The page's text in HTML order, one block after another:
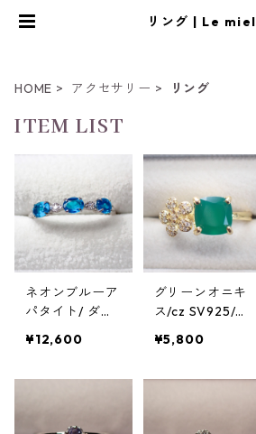
リング | Le miel
HOME アクセサリー リング
ITEM LIST
ネオンブルーア
パタイト/ ダイ
リング 11号
¥12,600
グリーンオニキ
ス/cz SV925/K1
ング 3.6g 16号
¥5,800